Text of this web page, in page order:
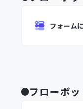
フォーム
フローボ